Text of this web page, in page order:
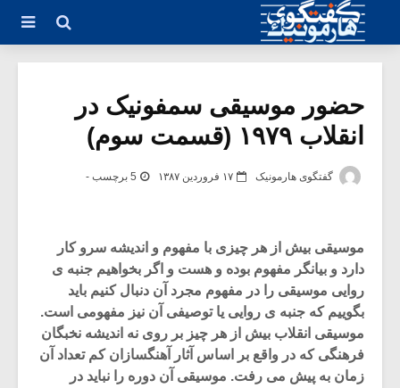
حضور موسیقی سمفونیک در
انقلاب ۱۹۷۹ (قسمت سوم)
گفتگوی هارمونیک ۱۷ فروردین ۱۳۸۷ 5 برچسب -
موسیقی بیش از هر چیزی با مفهوم و اندیشه سرو کار
دارد و بیانگر مفهوم بوده و هست و اگر بخواهیم جنبه ی
روایی موسیقی را در مفهوم مجرد آن دنبال کنیم باید
بگوییم که جنبه ی روایی یا توصیفی آن نیز مفهومی است.
موسیقی انقلاب بیش از هر چیز بر روی نه اندیشه نخبگان
فرهنگی که در واقع بر اساس آثار آهنگسازان کم تعداد آن
زمان به پیش می رفت. موسیقی آن دوره را نباید در